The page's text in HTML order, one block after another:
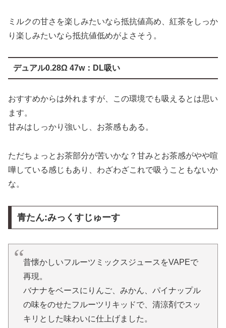
ミルクの甘さを楽しみたいなら抵抗値高め、紅茶をしっか
り楽しみたいなら抵抗値低めがよさそう。
デュアル0.28Ω 47w：DL吸い
おすすめからは外れますが、この環境でも吸えるとは思い
ます。
甘みはしっかり強いし、お茶感もある。
ただちょっとお茶部分が苦いかな？甘みとお茶感がやや喧
嘩している感じもあり、わざわざこれで吸うこともないか
な。
青たん:みっくすじゅーす
昔懐かしいフルーツミックスジュースをVAPEで
再現。
バナナをベースにりんご、みかん、パイナップル
の味をのせたフルーツリキッドで、清涼剤でスッ
キリとした味わいに仕上げました。